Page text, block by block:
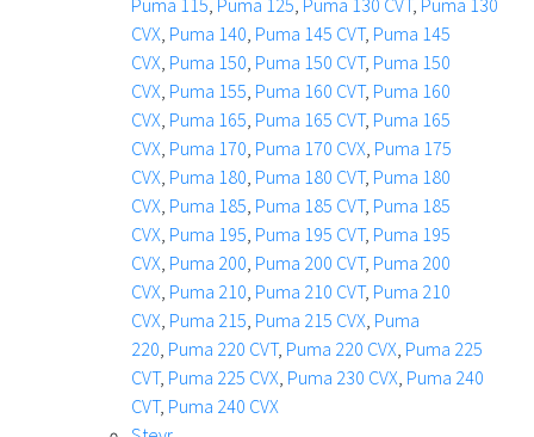
Puma 115, Puma 125, Puma 130 CVT, Puma 130
CVX, Puma 140, Puma 145 CVT, Puma 145
CVX, Puma 150, Puma 150 CVT, Puma 150
CVX, Puma 155, Puma 160 CVT, Puma 160
CVX, Puma 165, Puma 165 CVT, Puma 165
CVX, Puma 170, Puma 170 CVX, Puma 175
CVX, Puma 180, Puma 180 CVT, Puma 180
CVX, Puma 185, Puma 185 CVT, Puma 185
CVX, Puma 195, Puma 195 CVT, Puma 195
CVX, Puma 200, Puma 200 CVT, Puma 200
CVX, Puma 210, Puma 210 CVT, Puma 210
CVX, Puma 215, Puma 215 CVX, Puma
220, Puma 220 CVT, Puma 220 CVX, Puma 225
CVT, Puma 225 CVX, Puma 230 CVX, Puma 240
CVT, Puma 240 CVX